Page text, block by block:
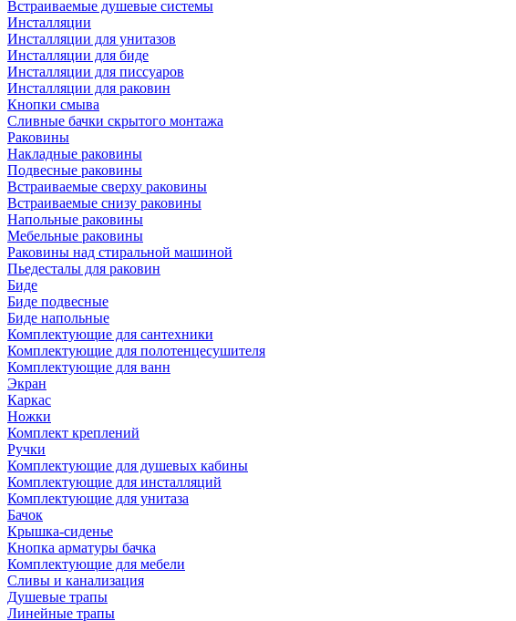
Встраиваемые душевые системы
Инсталляции
Инсталляции для унитазов
Инсталляции для биде
Инсталляции для писсуаров
Инсталляции для раковин
Кнопки смыва
Сливные бачки скрытого монтажа
Раковины
Накладные раковины
Подвесные раковины
Встраиваемые сверху раковины
Встраиваемые снизу раковины
Напольные раковины
Мебельные раковины
Раковины над стиральной машиной
Пьедесталы для раковин
Биде
Биде подвесные
Биде напольные
Комплектующие для сантехники
Комплектующие для полотенцесушителя
Комплектующие для ванн
Экран
Каркас
Ножки
Комплект креплений
Ручки
Комплектующие для душевых кабины
Комплектующие для инсталляций
Комплектующие для унитаза
Бачок
Крышка-сиденье
Кнопка арматуры бачка
Комплектующие для мебели
Сливы и канализация
Душевые трапы
Линейные трапы